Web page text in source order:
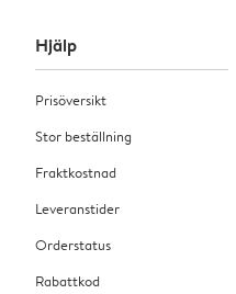
Hjälp
Prisöversikt
Stor beställning
Fraktkostnad
Leveranstider
Orderstatus
Rabattkod